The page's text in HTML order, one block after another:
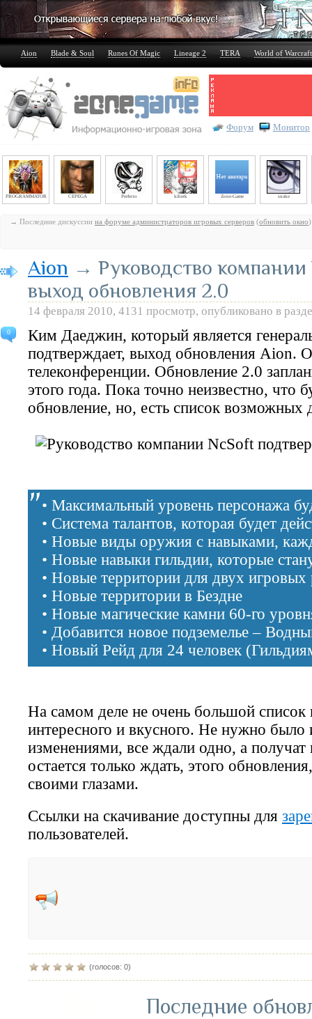
Aion Blade & Soul Runes Of Magic Lineage 2 TERA World of Warcraft
Форум Монитор
PROGRAMMATOR CEPEGA Perfecto kiberk Zone-Game snake
→ Последние дискуссии на форуме администраторов игровых серверов (обновить окно)
0
Aion → Руководство
выход обновления 2.0
14 февраля 2010, 4131 просмотр, опубликовано в
Ким Даеджин, который является
подтверждает, выход обновления Aion.
телеконференции. Обновление 2.0
этого года. Пока точно неизвестно, что
обновление, но, есть список возможных
• Максимальный уровень персонажа
• Система талантов, которая будет
• Новые виды оружия с навыками,
• Новые навыки гильдии, которые
• Новые территории для двух игровых
• Новые территории в Бездне
• Новые магические камни 60-го
• Добавится новое подземелье –
• Новый Рейд для 24 человек
На самом деле не очень большой список
интересного и вкусного. Не нужно было
изменениями, все ждали одно, а
остается только ждать, этого
своими глазами.
Ссылки на скачивание доступны для
пользователей.
(голосов: 0)
Последние